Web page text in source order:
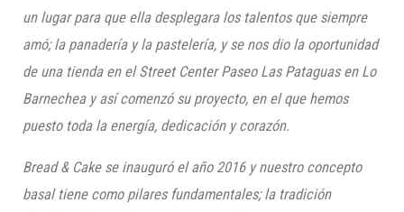
un lugar para que ella desplegara los talentosque siempre
amó; la panadería y la pastelería, y se nos dio la oportunidad
de una tienda en el Street Center Paseo Las Pataguas en Lo
Barnechea y así comenzó su proyecto, en el que hemos
puesto toda la energía, dedicación y corazón.
Bread & Cakese inauguró el año 2016 ynuestro concepto
basaltiene como pilares fundamentales; latradición